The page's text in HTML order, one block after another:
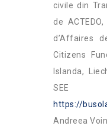
civile din
de
d’Affaires
Citizens
Islanda,
https://
Andreea